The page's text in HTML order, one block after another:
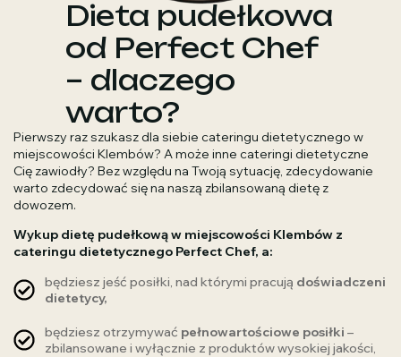
Dieta pudełkowa
od Perfect Chef
– dlaczego
warto?
Pierwszy raz szukasz dla siebie cateringu dietetycznego w
miejscowości Klembów? A może inne cateringi dietetyczne
Cię zawiodły? Bez względu na Twoją sytuację, zdecydowanie
warto zdecydować się na naszą zbilansowaną dietę z
dowozem.
Wykup dietę pudełkową w miejscowości Klembów z
cateringu dietetycznego Perfect Chef, a:
będziesz jeść posiłki, nad którymi pracują doświadczeni
dietetycy,
będziesz otrzymywać pełnowartościowe posiłki –
zbilansowane i wyłącznie z produktów wysokiej jakości,